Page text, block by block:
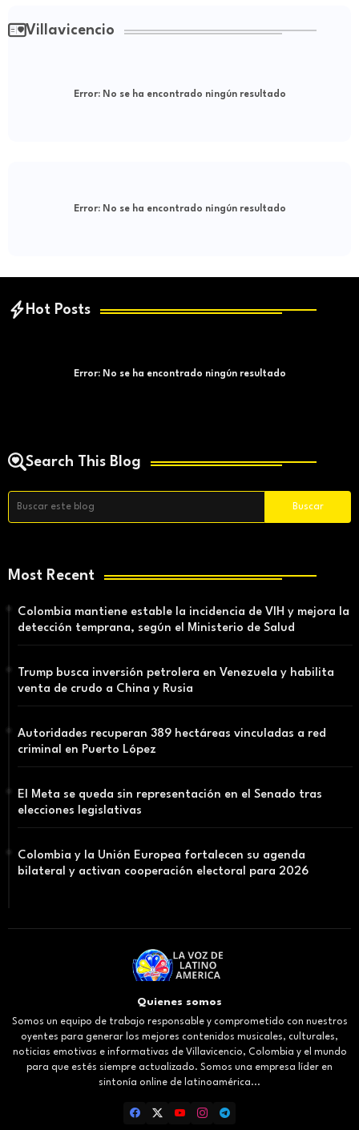
Villavicencio
Error:No se ha encontrado ningún resultado
Error:No se ha encontrado ningún resultado
Hot Posts
Error:No se ha encontrado ningún resultado
Search This Blog
Most Recent
Colombia mantiene estable la incidencia de VIH y mejora la
detección temprana, según el Ministerio de Salud
Trump busca inversión petrolera en Venezuela y habilita
venta de crudo a China y Rusia
Autoridades recuperan 389 hectáreas vinculadas a red
criminal en Puerto López
El Meta se queda sin representación en el Senado tras
elecciones legislativas
Colombia y la Unión Europea fortalecen su agenda
bilateral y activan cooperación electoral para 2026
Quienes somos
Somos un equipo de trabajo responsable y comprometido con nuestros
oyentes para generar los mejores contenidos musicales, culturales,
noticias emotivas e informativas de Villavicencio, Colombia y el mundo
para que estés siempre actualizado. Somos una empresa líder en
sintonía online de latinoamérica...